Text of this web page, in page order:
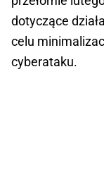
dotyczące
celu
cyberataku.